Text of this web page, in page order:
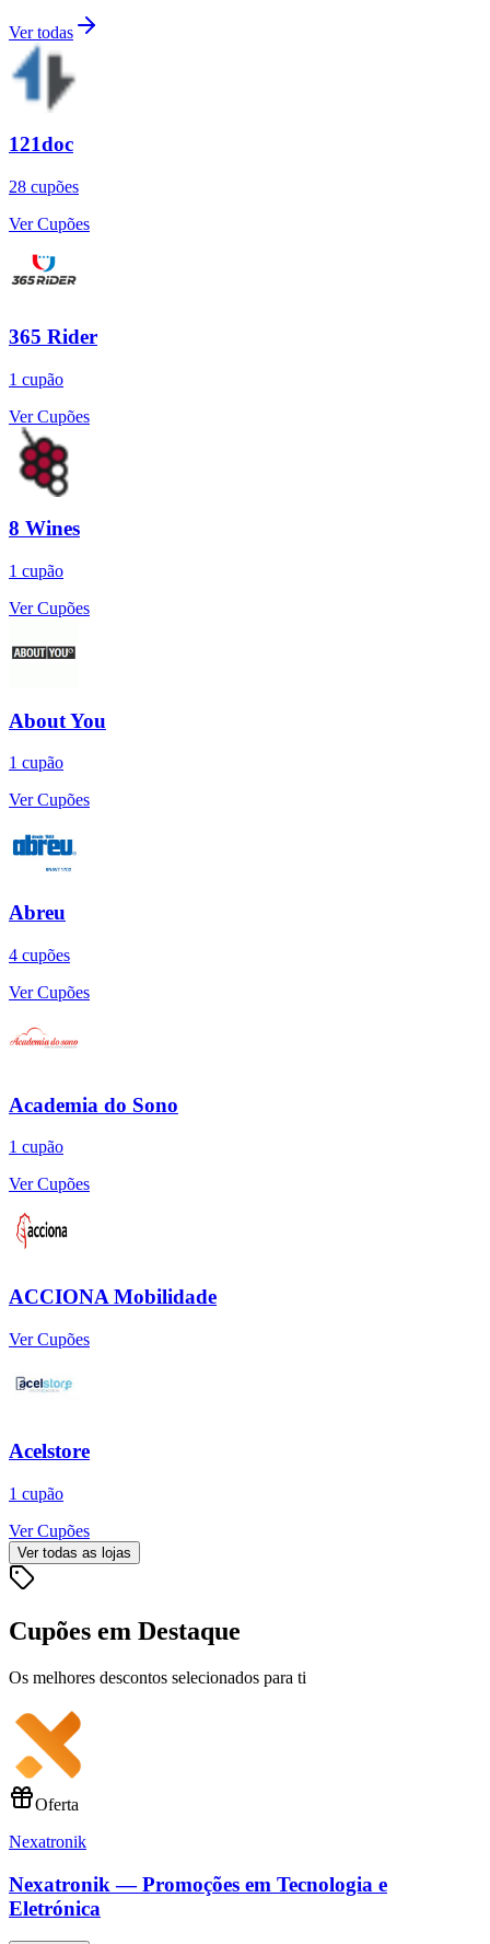
Ver todas
121doc
28 cupões
Ver Cupões
365 Rider
1 cupão
Ver Cupões
8 Wines
1 cupão
Ver Cupões
About You
1 cupão
Ver Cupões
Abreu
4 cupões
Ver Cupões
Academia do Sono
1 cupão
Ver Cupões
ACCIONA Mobilidade
Ver Cupões
Acelstore
1 cupão
Ver Cupões
Ver todas as lojas
Cupões em Destaque
Os melhores descontos selecionados para ti
Oferta
Nexatronik
Nexatronik — Promoções em Tecnologia e
Eletrónica